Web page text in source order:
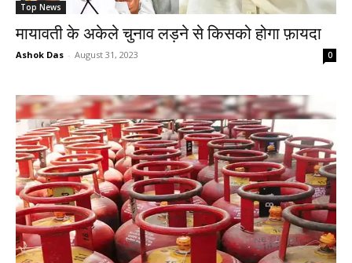
Top News
मायावती के अकेले चुनाव लड़ने से किसको होगा फ़ायदा
Ashok Das - August 31, 2023 0